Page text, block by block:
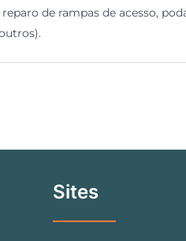
de rampas de acesso,
Sites